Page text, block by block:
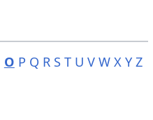
O P Q R S T U V W X Y Z